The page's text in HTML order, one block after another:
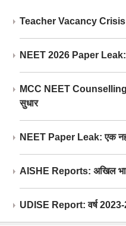
Teacher Vacancy Crisis:
NEET 2026 Paper Leak:
MCC NEET Counselling
सुधार
NEET Paper Leak: एक
AISHE Reports: अखिल
UDISE Report: वर्ष